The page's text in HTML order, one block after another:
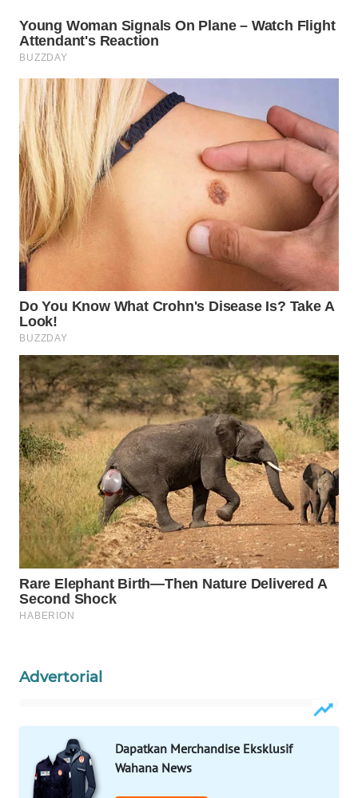
Advertorial
Dapatkan Merchandise Eksklusif
Wahana News
WAHANA
NEWS
WAHANA
TANI
WAHANA
ADVOKAT
WAHANA
INFRASTRUKTUR
KONSUMEN
WAHANA
LISTRIK
WAHANA
TRAVEL
WAHANA
TV
WAHANANEWS
ID
WAHANANEWS
CO ID
WAHANA
UMKM